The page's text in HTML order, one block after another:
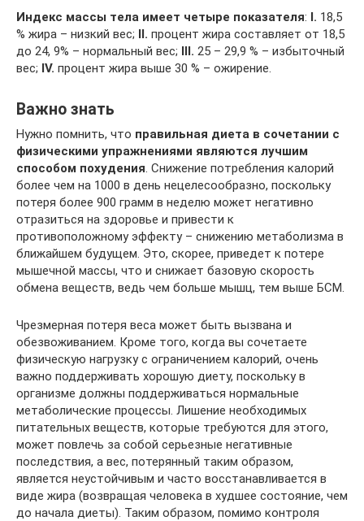
Индекс массы тела имеет четыре показателя: I. 18,5
% жира – низкий вес; II. процент жира составляет от 18,5
до 24, 9% – нормальный вес; III. 25 – 29,9 % – избыточный
вес; IV. процент жира выше 30 % – ожирение.
Важно знать
Нужно помнить, что правильная диета в сочетании с
физическими упражнениями являются лучшим
способом похудения. Снижение потребления калорий
более чем на 1000 в день нецелесообразно, поскольку
потеря более 900 грамм в неделю может негативно
отразиться на здоровье и привести к
противоположному эффекту – снижению метаболизма в
ближайшем будущем. Это, скорее, приведет к потере
мышечной массы, что и снижает базовую скорость
обмена веществ, ведь чем больше мышц, тем выше БСМ.
Чрезмерная потеря веса может быть вызвана и
обезвоживанием. Кроме того, когда вы сочетаете
физическую нагрузку с ограничением калорий, очень
важно поддерживать хорошую диету, поскольку в
организме должны поддерживаться нормальные
метаболические процессы. Лишение необходимых
питательных веществ, которые требуются для этого,
может повлечь за собой серьезные негативные
последствия, а вес, потерянный таким образом,
является неустойчивым и часто восстанавливается в
виде жира (возвращая человека в худшее состояние, чем
до начала диеты). Таким образом, помимо контроля